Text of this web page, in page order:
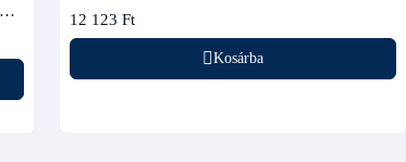
12 123 Ft
Kosárba